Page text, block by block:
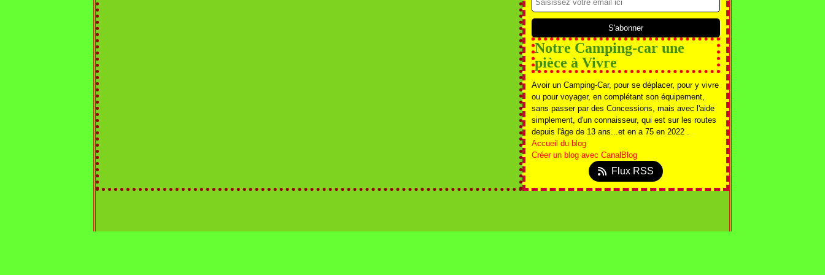
Notre Camping-car une
pièce à Vivre
Avoir un Camping-Car, pour se déplacer, pour y vivre
ou pour voyager, en complétant son équipement,
sans passer par des Concessions, mais avec l'aide
simplement, d'un connaisseur, qui est sur les routes
depuis l'âge de 13 ans...et en a 75 en 2022 .
Accueil du blog
Créer un blog avec CanalBlog
Flux RSS